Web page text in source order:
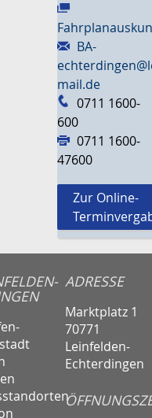
BA-
mail.de
0711 1600-
600
0711 1600-
47600
Zur Online-
ADRESSE
Marktplatz 1
70771
Leinfelden-
Echterdingen